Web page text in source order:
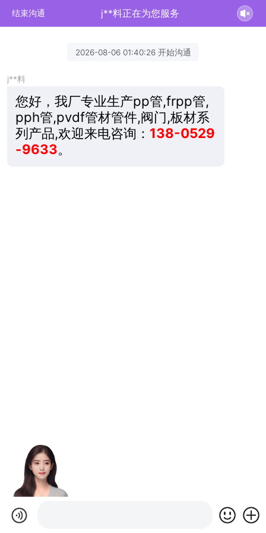
结束沟通 j**料正在为您服务
2026-08-06 01:40:26 开始沟通
j**料
您好，我厂专业生产pp管,frpp管,
pph管,pvdf管材管件,阀门,板材系
列产品,欢迎来电咨询： 138-0529
-9633。